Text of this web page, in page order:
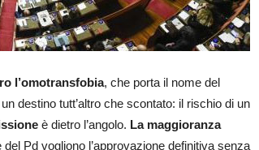
l’omotransfobia, che porta il nome del
un destino tutt’altro che scontato: il rischio di un
è dietro l’angolo. La maggioranza
Pd vogliono l’approvazione definitiva senza